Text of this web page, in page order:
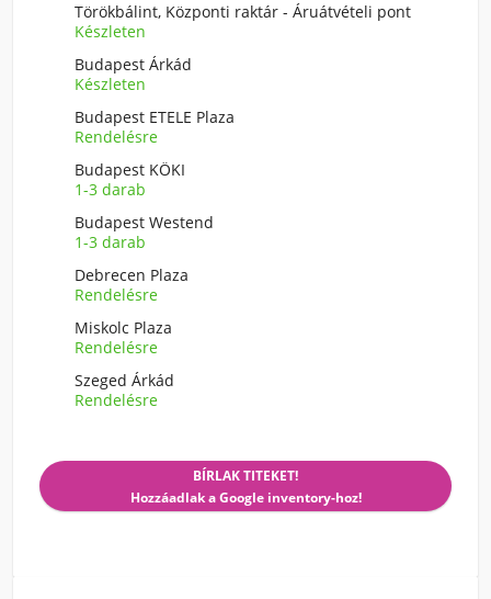
Törökbálint, Központi raktár - Áruátvételi pont
Készleten
Budapest Árkád
Készleten
Budapest ETELE Plaza
Rendelésre
Budapest KÖKI
1-3 darab
Budapest Westend
1-3 darab
Debrecen Plaza
Rendelésre
Miskolc Plaza
Rendelésre
Szeged Árkád
Rendelésre
BÍRLAK TITEKET!
Hozzáadlak a Google inventory-hoz!